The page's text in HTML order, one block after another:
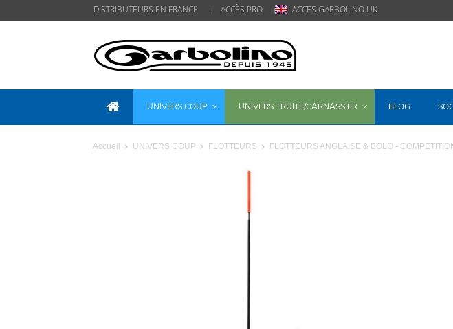
DISTRIBUTEURS EN FRANCE ACCÈS PRO ACCES GARBOLINO UK
UNIVERS COUP UNIVERS TRUITE/CARNASSIER BLOG
Accueil UNIVERS COUP FLOTTEURS FLOTTEURS ANGLAISE & BOLO -